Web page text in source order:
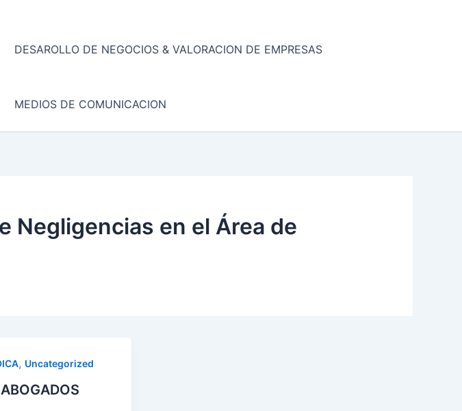
DESAROLLO DE NEGOCIOS & VALORACION DE EMPRESAS
MEDIOS DE COMUNICACION
Negligencias en el Área de
, Uncategorized